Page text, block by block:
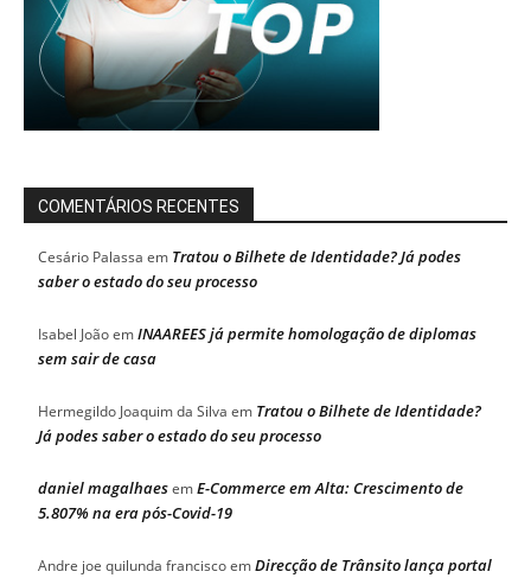
COMENTÁRIOS RECENTES
Cesário Palassa em Tratou o Bilhete de Identidade? Já podes
saber o estado do seu processo
Isabel JoãoemINAAREES já permite homologação de diplomas
sem sair de casa
Hermegildo Joaquim da Silva em Tratou o Bilhete de Identidade?
Já podes saber o estado do seu processo
daniel magalhaesemE-Commerce em Alta: Crescimento de
5.807% na era pós-Covid-19
Andre joe quilunda franciscoemDirecção de Trânsito lança portal